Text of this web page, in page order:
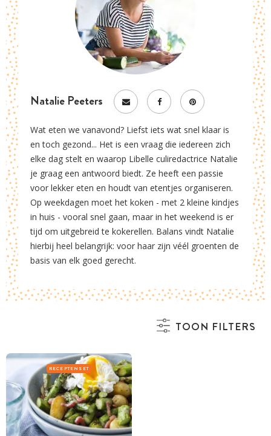
Natalie Peeters
Wat eten we vanavond? Liefst iets wat snel klaar is
en toch gezond... Het is een vraag die iedereen zich
elke dag stelt en waarop Libelle culiredactrice Natalie
je graag een antwoord biedt. Ze heeft een passie
voor lekker eten en houdt van etentjes organiseren.
Op weekdagen moet het koken - met 2 kleine kindjes
in huis - vooral snel gaan, maar in het weekend is er
tijd om uitgebreid te kokerellen. Balans vindt Natalie
hierbij heel belangrijk: voor haar zijn véél groenten de
basis van elk goed gerecht.
TOON FILTERS
RECEPTENSET